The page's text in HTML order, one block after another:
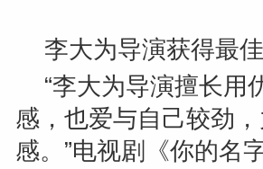
李大为导演获得最
“李大为导演擅长用
感，也爱与自己较劲
感。 ”电视剧《你的名